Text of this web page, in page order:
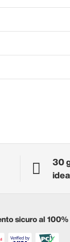
30
idea
sicuro al 100%